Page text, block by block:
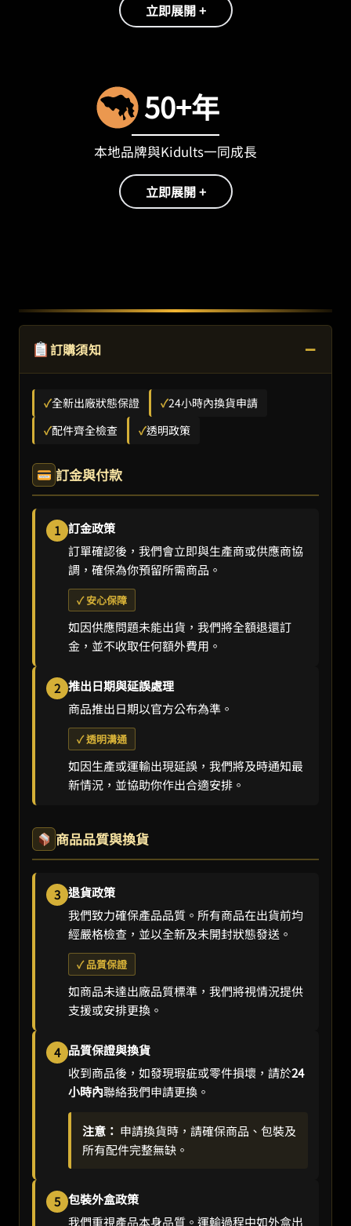
立即展開 +
50+年
本地品牌與Kidults一同成長
立即展開 +
訂購須知 −
✓全新出廠狀態保證 ✓24小時內換貨申請
✓配件齊全檢查 ✓透明政策
訂金與付款
1 訂金政策
訂單確認後，我們會立即與生產商或供應商協
調，確保為你預留所需商品。
✓ 安心保障
如因供應問題未能出貨，我們將全額退還訂
金，並不收取任何額外費用。
2 推出日期與延誤處理
商品推出日期以官方公布為準。
✓ 透明溝通
如因生產或運輸出現延誤，我們將及時通知最
新情況，並協助你作出合適安排。
商品品質與換貨
3 退貨政策
我們致力確保產品品質。所有商品在出貨前均
經嚴格檢查，並以全新及未開封狀態發送。
✓ 品質保證
如商品未達出廠品質標準，我們將視情況提供
支援或安排更換。
4 品質保證與換貨
收到商品後，如發現瑕疵或零件損壞，請於24
小時內聯絡我們申請更換。
注意： 申請換貨時，請確保商品、包裝及
所有配件完整無缺。
5 包裝外盒政策
我們重視產品本身品質。運輸過程中如外盒出